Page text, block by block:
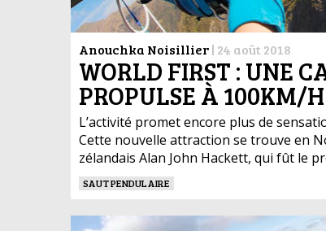
Anouchka Noisillier| 24 août 2018
WORLD FIRST : UNE
PROPULSE À 100KM/H
L’activité promet encore plus de
Cette nouvelle attraction se trouve en
zélandais Alan John Hackett, qui fût le
SAUT PENDULAIRE